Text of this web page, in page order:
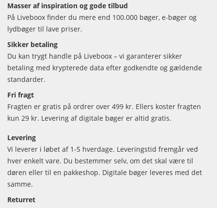
Masser af inspiration og gode tilbud
På Liveboox finder du mere end 100.000 bøger, e-bøger og
lydbøger til lave priser.
Sikker betaling
Du kan trygt handle på Liveboox – vi garanterer sikker
betaling med krypterede data efter godkendte og gældende
standarder.
Fri fragt
Fragten er gratis på ordrer over 499 kr. Ellers koster fragten
kun 29 kr. Levering af digitale bøger er altid gratis.
Levering
Vi leverer i løbet af 1-5 hverdage. Leveringstid fremgår ved
hver enkelt vare. Du bestemmer selv, om det skal være til
døren eller til en pakkeshop. Digitale bøger leveres med det
samme.
Returret